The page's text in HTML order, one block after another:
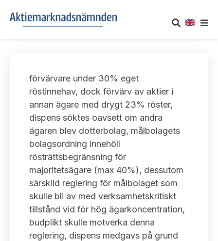
Om oss
Vårt uppdrag
Informationsgivning
Arbetssätt och jävsfrågor
Stadgar
Arbetsordning
Ledamöter
UTTALANDEN
Om nämndens uttalanden
Framställningar och konsultation
Uttalanden sorterade efter publiceringsdatum
Samtliga uttalanden sorterade årsvis
Uttalanden sorterade ämnesvis
Sök uttalanden
TAKEOVER-REGLER
Takeover-regler för reglerade marknader och vissa
handelsplattformar
AKTUELLT
Nyheter och pressmeddelanden
Prenumerera
Bildarkiv
KONTAKT
Kontakt angående ansökningar och uttalanden
Kontakt administrativa ärenden
förvärvare under 30% eget
röstinnehav, dock förvärv av aktier i
annan ägare med drygt 23% röster,
dispens söktes oavsett om andra
ägaren blev dotterbolag, målbolagets
bolagsordning innehöll
rösträttsbegränsning för
majoritetsägare (max 40%), dessutom
särskild reglering för målbolaget som
skulle bli av med verksamhetskritiskt
tillstånd vid för hög ägarkoncentration,
budplikt skulle motverka denna
reglering, dispens medgavs på grund